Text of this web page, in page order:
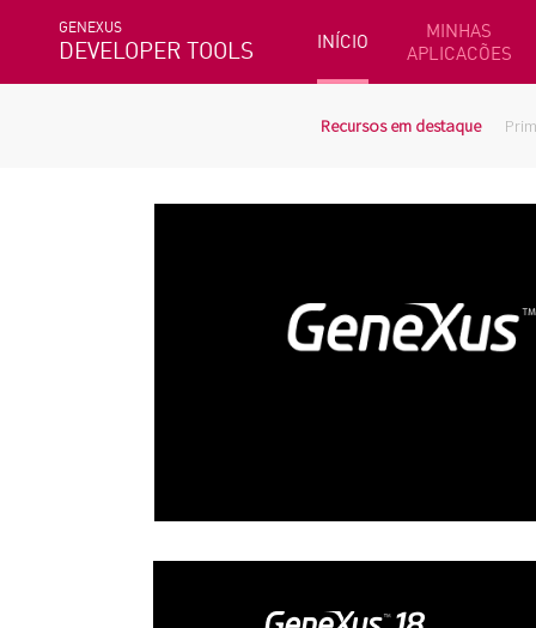
GENEXUS
DEVELOPER TOOLS INÍCIO
MINHAS
APLICACÕES
Recursos em destaque